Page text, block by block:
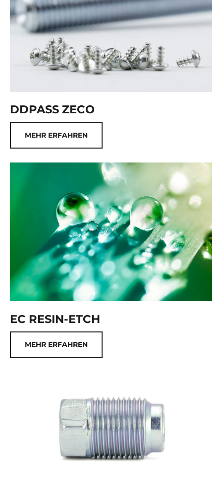
DDPASS ZECO
MEHR ERFAHREN
EC RESIN-ETCH
MEHR ERFAHREN